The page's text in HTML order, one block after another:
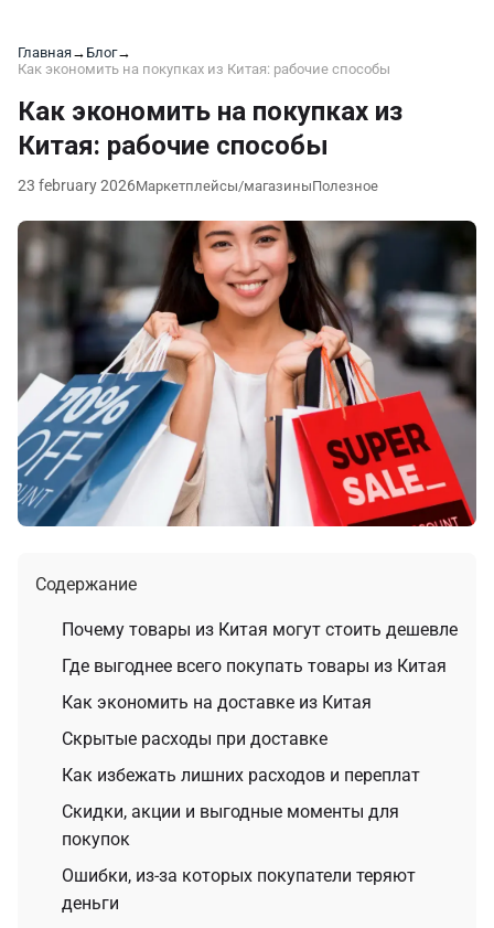
Главная→ Блог→
Как экономить на покупках из Китая: рабочие способы
Как экономить на покупках из
Китая: рабочие способы
23 february 2026Маркетплейсы/магазиныПолезное
Содержание
Почему товары из Китая могут стоить дешевле
Где выгоднее всего покупать товары из Китая
Как экономить на доставке из Китая
Скрытые расходы при доставке
Как избежать лишних расходов и переплат
Скидки, акции и выгодные моменты для
покупок
Ошибки, из-за которых покупатели теряют
деньги